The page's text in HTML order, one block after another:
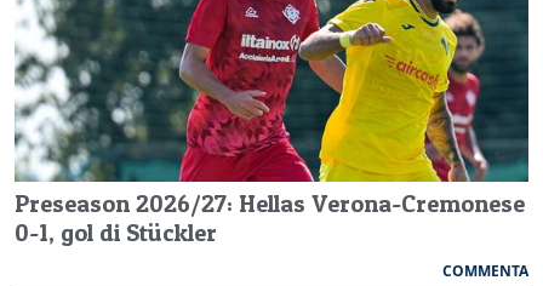
Preseason 2026/27: Hellas Verona-Cremonese
0-1, gol di Stückler
COMMENTA